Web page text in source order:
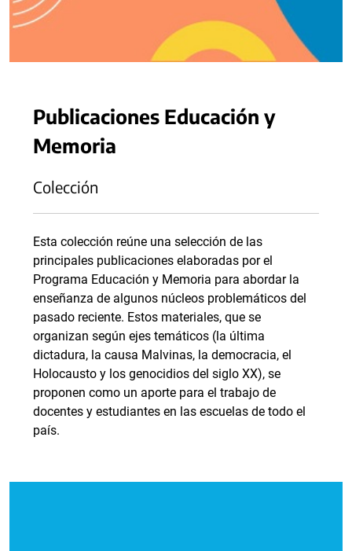
Publicaciones Educación y
Memoria
Colección
Esta colección reúne una selección de las
principales publicaciones elaboradas por el
Programa Educación y Memoria para abordar la
enseñanza de algunos núcleos problemáticos del
pasado reciente. Estos materiales, que se
organizan según ejes temáticos (la última
dictadura, la causa Malvinas, la democracia, el
Holocausto y los genocidios del siglo XX), se
proponen como un aporte para el trabajo de
docentes y estudiantes en las escuelas de todo el
país.